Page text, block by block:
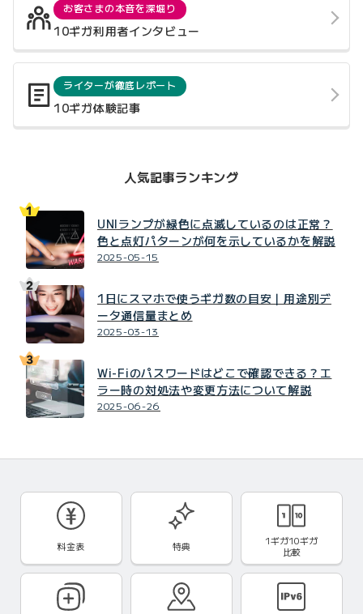
お客さまの本音を深堀り
10ギガ利用者インタビュー
ライターが徹底レポート
10ギガ体験記事
人気記事ランキング
UNIランプが緑色に点滅しているのは正常？
色と点灯パターンが何を示しているかを解説
2025-05-15
1日にスマホで使うギガ数の目安｜用途別デ
ータ通信量まとめ
2025-03-13
Wi-Fiのパスワードはどこで確認できる？エ
ラー時の対処法や変更方法について解説
2025-06-26
料金表 特典
1ギガ10ギガ
比較